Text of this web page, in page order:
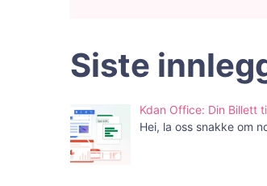
Siste
Kdan Office: Din Billett
Hei, la oss snakke om